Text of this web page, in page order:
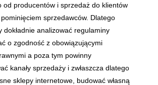
od producentów i sprzedaż do klientów
sprzedawców. Dlatego
dokładnie analizować regulaminy
o zgodność z obowiązującymi
a poza tym powinny
kanały sprzedaży i zwłaszcza dlatego
sklepy internetowe, budować własną